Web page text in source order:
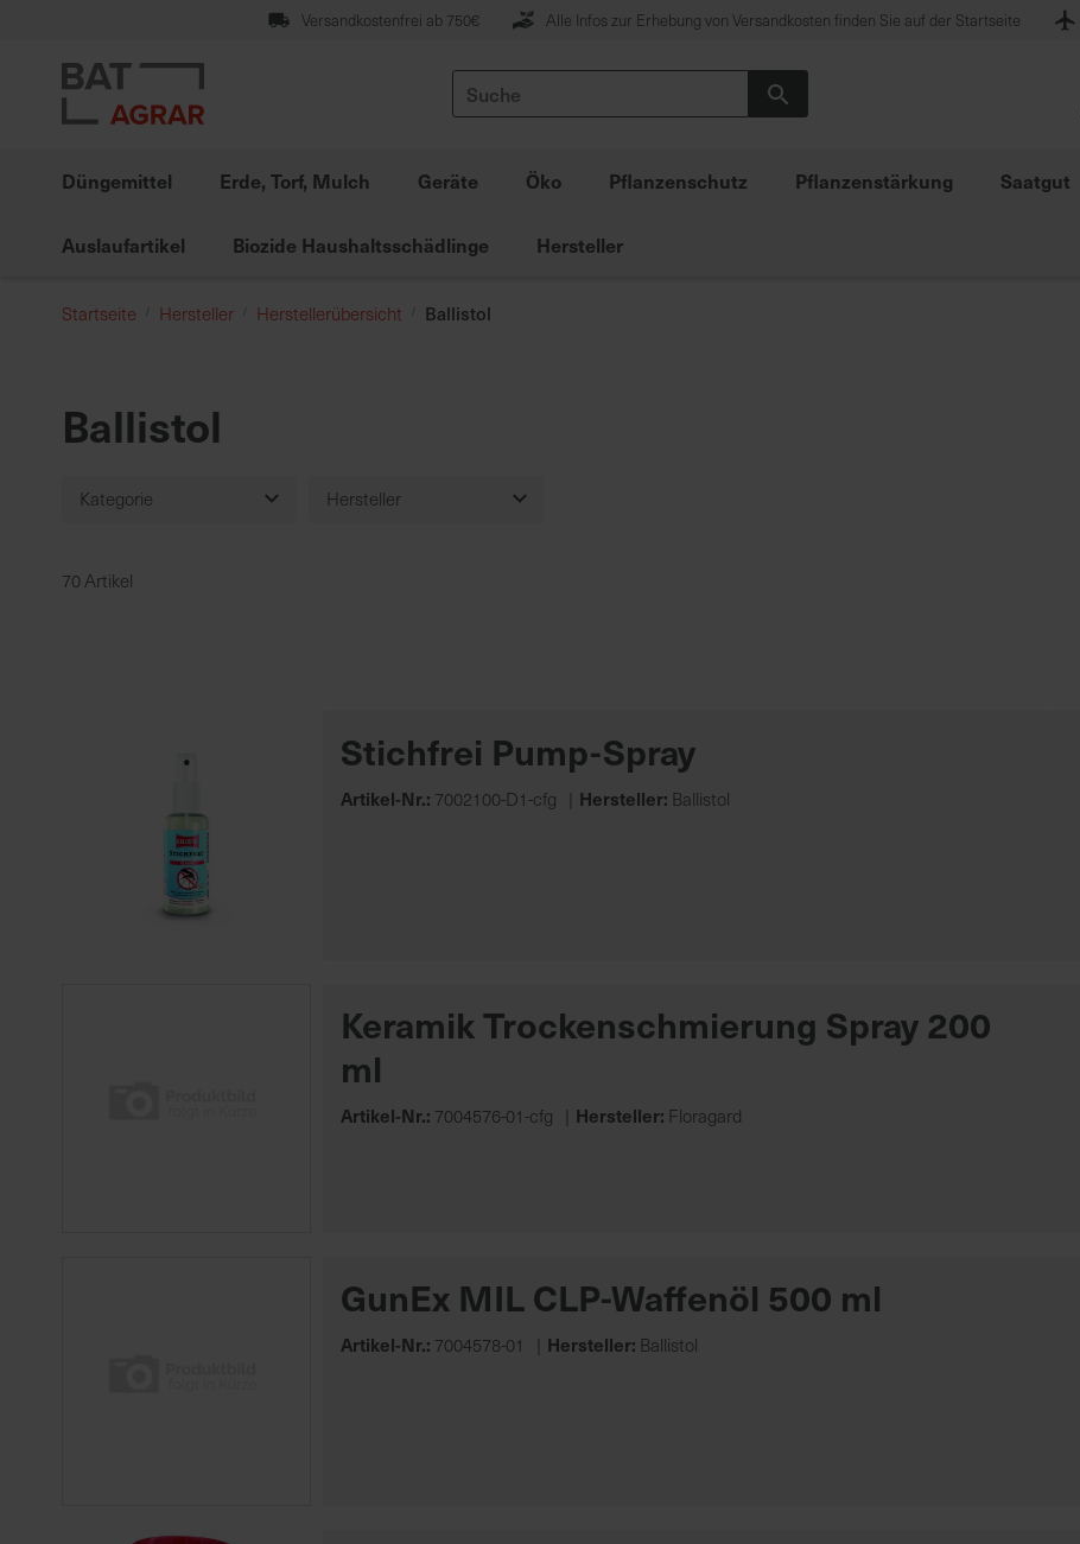
springen
Versandkostenfrei ab 750€ Alle Infos zur Erhebung von Versandkosten finden Sie auf der Startseite
Suche
Düngemittel Erde, Torf, Mulch Geräte Öko Pflanzenschutz Pflanzenstärkung Saatgut
Auslaufartikel Biozide Haushaltsschädlinge Hersteller
Startseite Hersteller Herstellerübersicht Ballistol
Ballistol
Kategorie
Tierhygiene,
Futter, Nützlinge
Hersteller
70 Artikel
Stichfrei Pump-Spray
Artikel-Nr.: 7002100-D1-cfg Hersteller: Ballistol
Keramik Trockenschmierung Spray 200
ml
Artikel-Nr.: 7004576-01-cfg Hersteller: Floragard
GunEx MIL CLP-Waffenöl 500 ml
Artikel-Nr.: 7004578-01 Hersteller: Ballistol